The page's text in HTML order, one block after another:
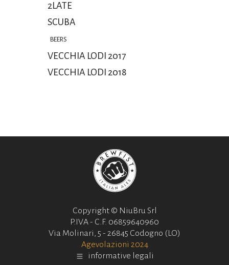
2LATE
SCUBA
BEERS
VECCHIA LODI 2017
VECCHIA LODI 2018
Copyright © NiuBru Srl
P.IVA - C.F. 06859640960
Via Molinari, 5 - 26845 Codogno (LO)
Agevolazioni 2024
informative legali